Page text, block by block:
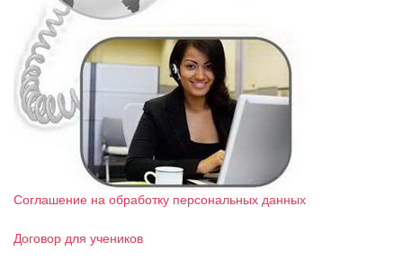
Соглашение на обработку персональных данных
Договор для учеников